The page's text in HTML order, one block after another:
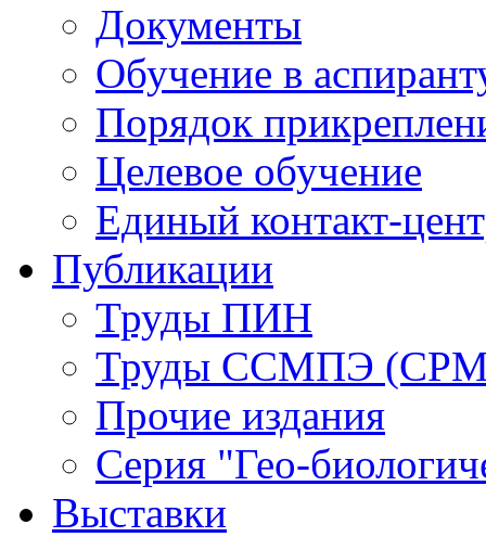
Документы
Обучение в
Порядок
Целевое обучение
Единый контакт-
Публикации
Труды ПИН
Труды ССМПЭ
Прочие издания
Серия "Гео-
Выставки